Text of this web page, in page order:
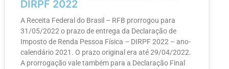
DIRPF 2022
A Receita Federal do Brasil – RFB prorrogou para
31/05/2022 o prazo de entrega da Declaração de
Imposto de Renda Pessoa Física – DIRPF 2022 – ano-
calendário 2021. O prazo original era até 29/04/2022.
A prorrogação vale também para a Declaração Final